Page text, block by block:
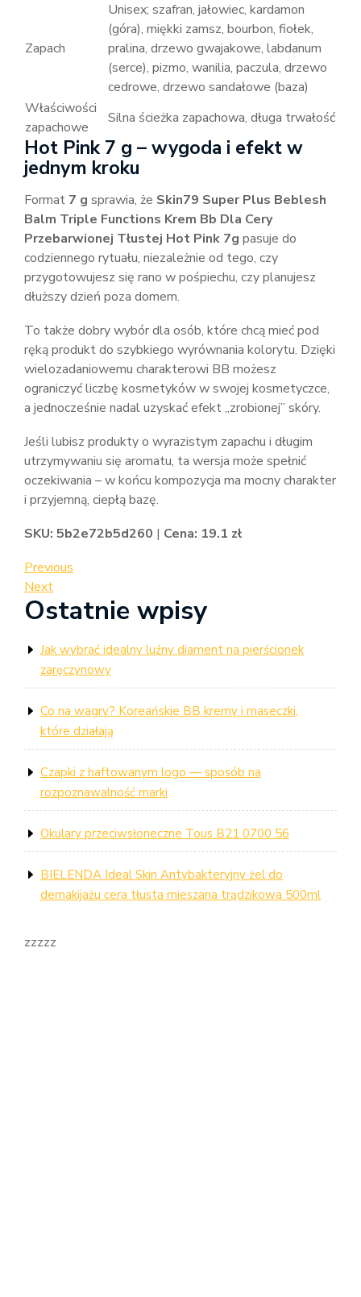
Zapach
Unisex; szafran, jałowiec, kardamon
(góra), miękki zamsz, bourbon, fiołek,
pralina, drzewo gwajakowe, labdanum
(serce), pizmo, wanilia, paczula, drzewo
cedrowe, drzewo sandałowe (baza)
Właściwości
zapachowe
Silna ścieżka zapachowa, długa trwałość
Hot Pink 7 g – wygoda i efekt w
jednym kroku
Format 7 g sprawia, że Skin79 Super Plus Beblesh
Balm Triple Functions Krem Bb Dla Cery
Przebarwionej Tłustej Hot Pink 7g pasuje do
codziennego rytuału, niezależnie od tego, czy
przygotowujesz się rano w pośpiechu, czy planujesz
dłuższy dzień poza domem.
To także dobry wybór dla osób, które chcą mieć pod
ręką produkt do szybkiego wyrównania kolorytu. Dzięki
wielozadaniowemu charakterowi BB możesz
ograniczyć liczbę kosmetyków w swojej kosmetyczce,
a jednocześnie nadal uzyskać efekt „zrobionej” skóry.
Jeśli lubisz produkty o wyrazistym zapachu i długim
utrzymywaniu się aromatu, ta wersja może spełnić
oczekiwania – w końcu kompozycja ma mocny charakter
i przyjemną, ciepłą bazę.
SKU: 5b2e72b5d260 | Cena: 19.1 zł
Nawigacja
wpisu
Previous
Post
Previous
Next
Post
Next
Ostatnie wpisy
Jak wybrać idealny luźny diament na pierścionek
zaręczynowy
Co na wagry? Koreańskie BB kremy i maseczki,
które działają
Czapki z haftowanym logo — sposób na
rozpoznawalność marki
Okulary przeciwsłoneczne Tous B21 0700 56
BIELENDA Ideal Skin Antybakteryjny żel do
demakijażu cera tłusta mieszana trądzikowa 500ml
zzzzz